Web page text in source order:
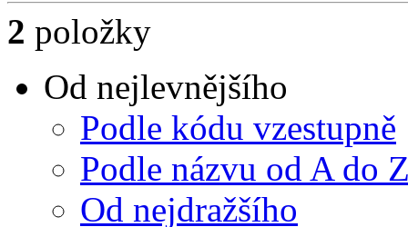
2 položky
Od nejlevnějšího
Podle kódu vzestupně
Podle názvu od A do
Od nejdražšího